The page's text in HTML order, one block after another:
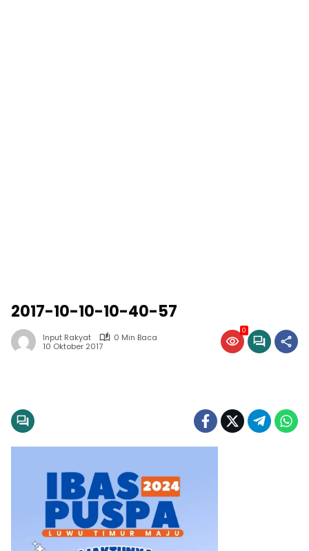
2017-10-10-10-40-57
Input Rakyat
0 Min Baca
10 Oktober 2017
0